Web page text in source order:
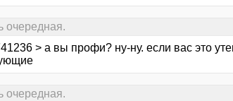
очередная.
> а вы профи? ну-ну. если вас это
очередная.